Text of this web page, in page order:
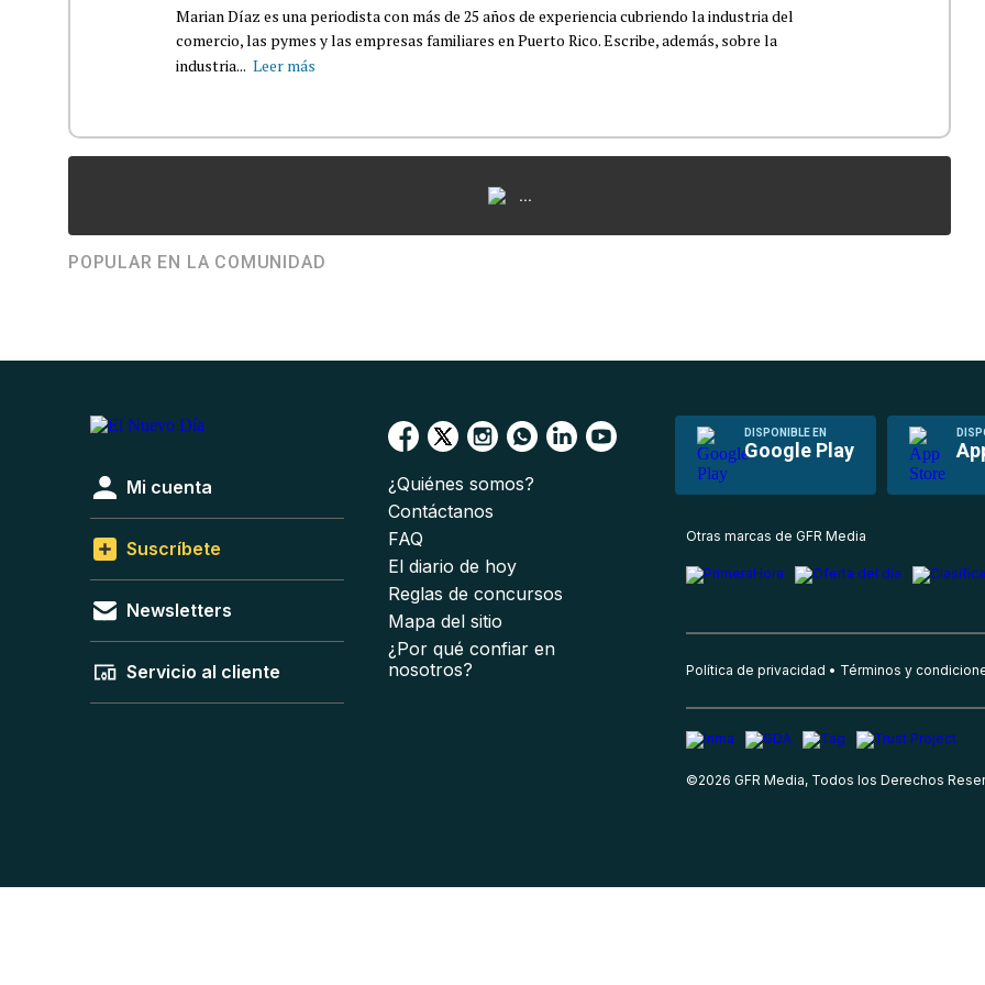
Marian Díaz es una periodista con más de 25 años de experiencia cubriendo la industria del
comercio, las pymes y las empresas familiares en Puerto Rico. Escribe, además, sobre la
industria... Leer más
...
POPULAR EN LA COMUNIDAD
DISPONIBLE EN
Google Play
Mi cuenta
Suscríbete
Newsletters
Servicio al cliente
¿Quiénes somos?
Contáctanos
FAQ
El diario de hoy
Reglas de concursos
Mapa del sitio
¿Por qué confiar en
nosotros?
Otras marcas de GFR Media
Política de privacidad Términos y
©2026 GFR Media, Todos los Derechos